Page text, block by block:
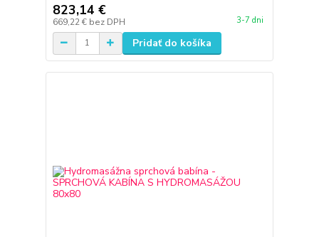
823,14 €
669,22 € bez DPH 3-7 dni
Pridať do košíka